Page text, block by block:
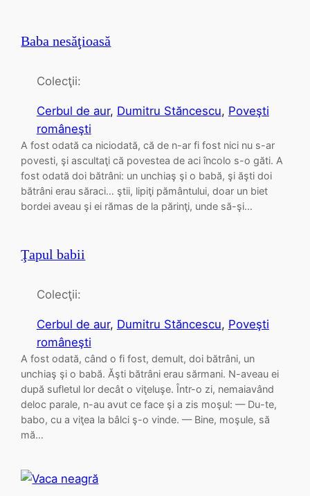
Baba nesăţioasă
Colecţii:
Cerbul de aur, Dumitru Stăncescu, Poveşti
româneşti
A fost odată ca niciodată, că de n-ar fi fost nici nu s-ar
povesti, şi ascultaţi că povestea de aci încolo s-o găti. A
fost odată doi bătrâni: un unchiaş şi o babă, şi ăşti doi
bătrâni erau săraci… ştii, lipiţi pământului, doar un biet
bordei aveau şi ei rămas de la părinţi, unde să-şi…
Ţapul babii
Colecţii:
Cerbul de aur, Dumitru Stăncescu, Poveşti
româneşti
A fost odată, când o fi fost, demult, doi bătrâni, un
unchiaş şi o babă. Ăşti bătrâni erau sărmani. N-aveau ei
după sufletul lor decât o viţeluşe. Într-o zi, nemaiavând
deloc parale, n-au avut ce face şi a zis moşul: — Du-te,
babo, cu a viţea la bâlci ş-o vinde. — Bine, moşule, să
mă…